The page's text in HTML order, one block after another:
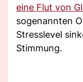
eine Flut von
sogenannten
Stresslevel
Stimmung.